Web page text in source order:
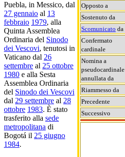
Opposto a
Sostenuto da
Scomunicato da
Confermato
cardinale
Nomina a
pseudocardinale
annullata da
Riammesso da
Precedente
Successivo
Puebla, in Messico, dal
27 gennaio al 13
febbraio 1979, alla
Quinta Assemblea
Ordinaria del Sinodo
dei Vescovi, tenutosi in
Vaticano dal 26
settembre al 25 ottobre
1980 e alla Sesta
Assemblea Ordinaria
del Sinodo dei Vescovi
dal 29 settembre al 28
ottobre 1983. È stato
trasferito alla sede
metropolitana di
Bogotá il 25 giugno
1984.